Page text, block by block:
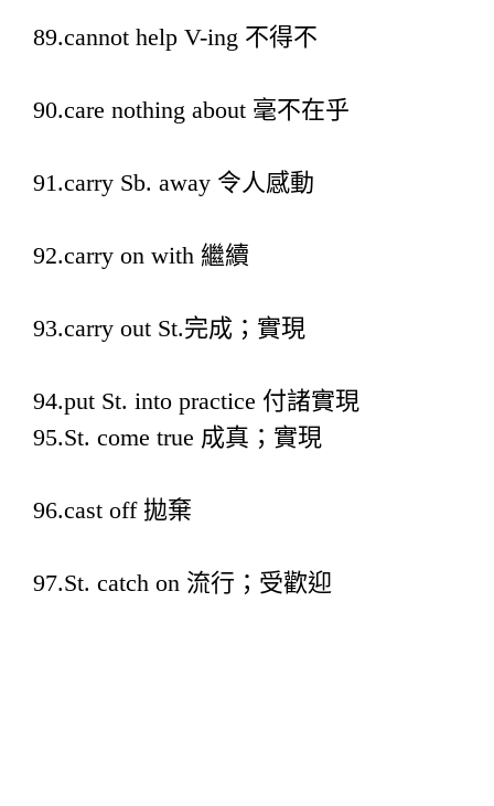
89.cannot help V-ing 不得不
90.care nothing about 毫不在乎
91.carry Sb. away 令人感動
92.carry on with 繼續
93.carry out St.完成；實現
94.put St. into practice 付諸實現
95.St. come true 成真；實現
96.cast off 拋棄
97.St. catch on 流行；受歡迎